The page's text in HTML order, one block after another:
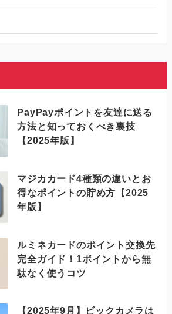
PayPayポイントを友達に送る
方法と知っておくべき裏技
【2025年版】
マジカカード4種類の違いとお
得なポイントの貯め方【2025
年版】
ルミネカードのポイント交換先
完全ガイド！1ポイントから無
駄なく使うコツ
【2025年9月】ビックカメラは